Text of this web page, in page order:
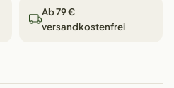
Ab 79 €
versandkostenfrei